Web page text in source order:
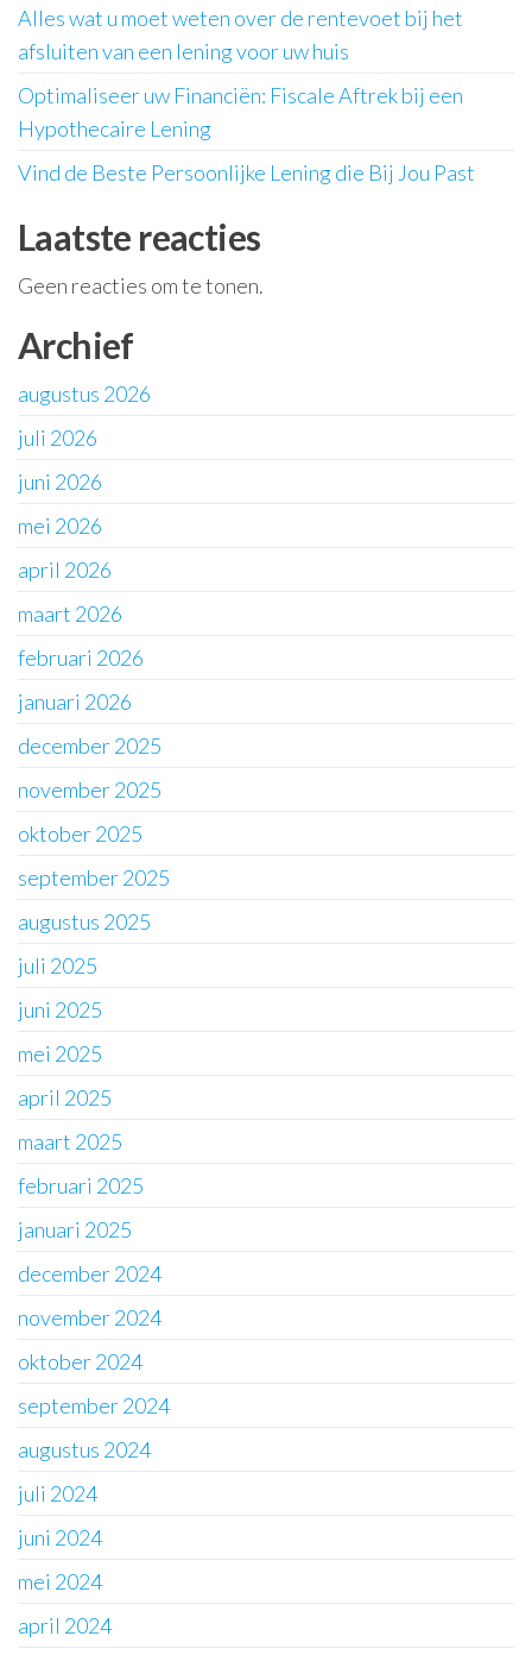
Alles wat u moet weten over de rentevoet bij het
afsluiten van een lening voor uw huis
Optimaliseer uw Financiën: Fiscale Aftrek bij een
Hypothecaire Lening
Vind de Beste Persoonlijke Lening die Bij Jou Past
Laatste reacties
Geen reacties om te tonen.
Archief
augustus 2026
juli 2026
juni 2026
mei 2026
april 2026
maart 2026
februari 2026
januari 2026
december 2025
november 2025
oktober 2025
september 2025
augustus 2025
juli 2025
juni 2025
mei 2025
april 2025
maart 2025
februari 2025
januari 2025
december 2024
november 2024
oktober 2024
september 2024
augustus 2024
juli 2024
juni 2024
mei 2024
april 2024